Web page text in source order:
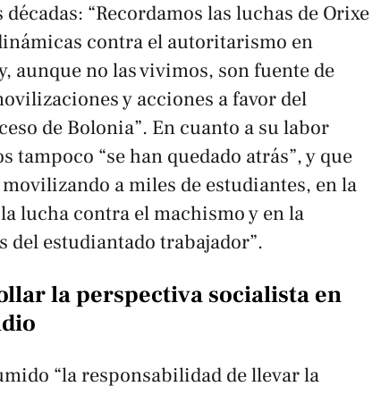
“Recordamos las luchas de Orixe
contra el autoritarismo en
aunque no las vivimos, son fuente de
y acciones a favor del
de Bolonia”. En cuanto a su labor
tampoco “se han quedado atrás”, y que
a miles de estudiantes, en la
lucha contra el machismo y en la
del estudiantado trabajador”.
la perspectiva socialista en
“la responsabilidad de llevar la